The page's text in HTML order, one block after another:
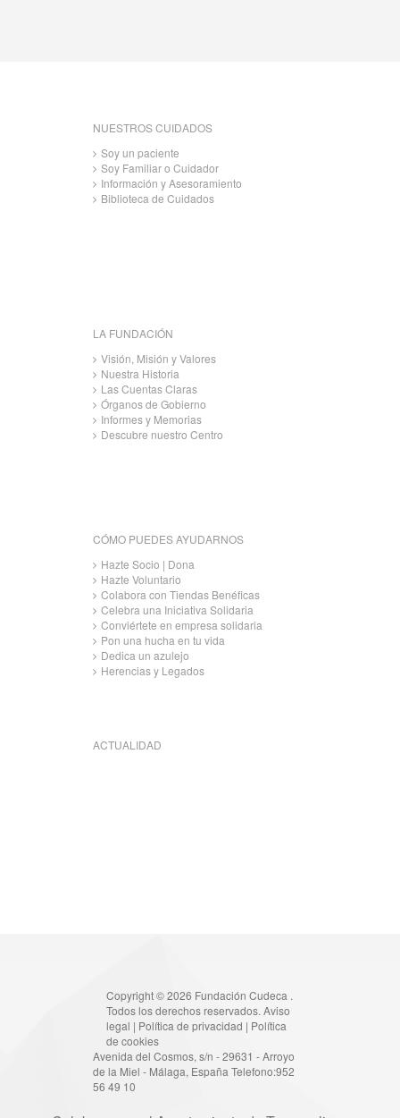
NUESTROS CUIDADOS
Soy un paciente
Soy Familiar o Cuidador
Información y Asesoramiento
Biblioteca de Cuidados
LA FUNDACIÓN
Visión, Misión y Valores
Nuestra Historia
Las Cuentas Claras
Órganos de Gobierno
Informes y Memorias
Descubre nuestro Centro
CÓMO PUEDES AYUDARNOS
Hazte Socio | Dona
Hazte Voluntario
Colabora con Tiendas Benéficas
Celebra una Iniciativa Solidaria
Conviértete en empresa solidaria
Pon una hucha en tu vida
Dedica un azulejo
Herencias y Legados
ACTUALIDAD
Copyright © 2026 Fundación Cudeca .
Todos los derechos reservados. Aviso
legal | Política de privacidad | Política
de cookies
Avenida del Cosmos, s/n - 29631 - Arroyo
de la Miel - Málaga, España Telefono:952
56 49 10